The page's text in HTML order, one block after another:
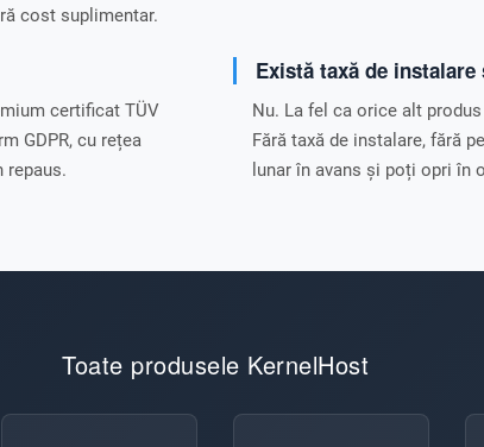
cost suplimentar.
certificat TÜV
GDPR, cu rețea
repaus.
Există taxă de
Nu. La fel ca orice alt
Fără taxă de instalare, fără
lunar în avans și poți opri în
Toate produsele KernelHost